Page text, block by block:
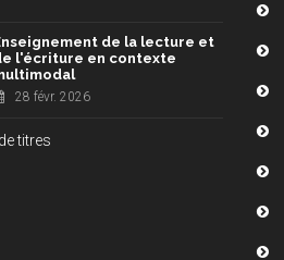
de la lecture et
l'écriture en contexte
28 févr. 2026
titres